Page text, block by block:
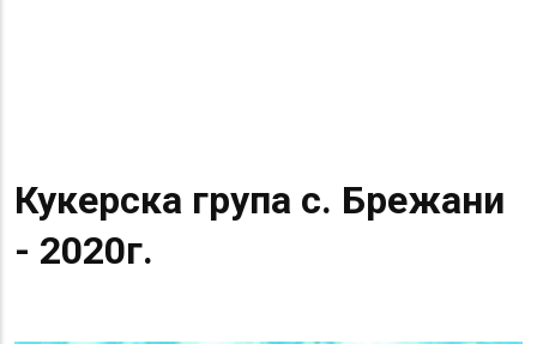
Кукерска група с. Брежани
- 2020г.